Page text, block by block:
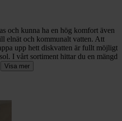
och kunna ha en hög komfort även
elnät och kommunalt vatten. Att
upp hett diskvatten är fullt möjligt
I vårt sortiment hittar du en mängd
Visa mer